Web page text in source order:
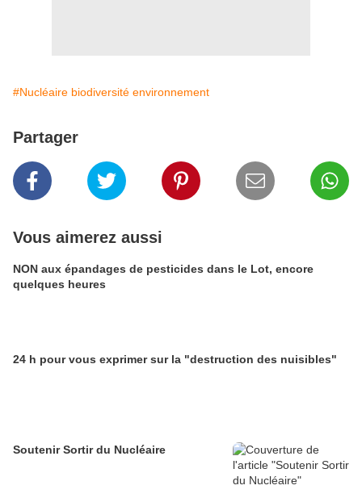
#Nucléaire biodiversité environnement
Partager
Vous aimerez aussi
NON aux épandages de pesticides dans le Lot, encore
quelques heures
24 h pour vous exprimer sur la "destruction des nuisibles"
Soutenir Sortir du Nucléaire